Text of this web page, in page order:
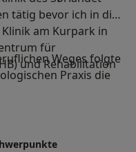
tätig bevor ich in die
am Kurpark in
für
und Rehabilitation
Weges folgte
Praxis die